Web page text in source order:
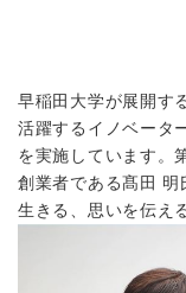
早稲田大学が展開す
活躍するイノベータ
を実施しています。
創業者である髙田 明
生きる、思いを伝え